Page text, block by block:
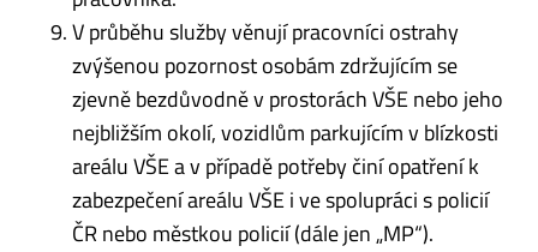
V průběhu služby věnují pracovníci ostrahy
zvýšenou pozornost osobám zdržujícím se
zjevně bezdůvodně v prostorách VŠE nebo jeho
nejbližším okolí, vozidlům parkujícím v blízkosti
areálu VŠE a v případě potřeby činí opatření k
zabezpečení areálu VŠE i ve spolupráci s policií
ČR nebo městkou policií (dále jen „MP“).